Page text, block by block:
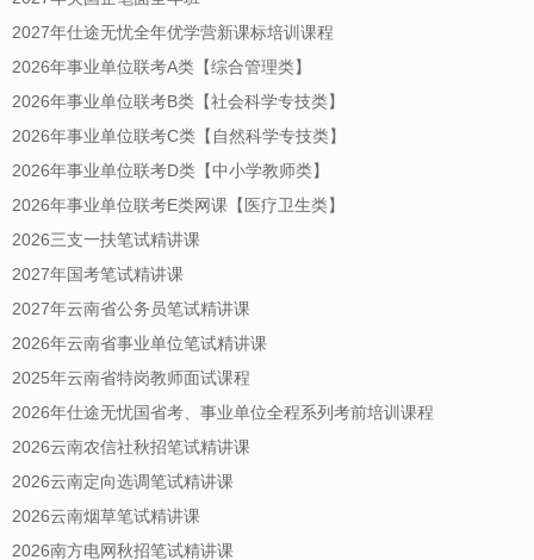
2027年仕途无忧全年优学营新课标培训课程
2026年事业单位联考A类【综合管理类】
2026年事业单位联考B类【社会科学专技类】
2026年事业单位联考C类【自然科学专技类】
2026年事业单位联考D类【中小学教师类】
2026年事业单位联考E类网课【医疗卫生类】
2026三支一扶笔试精讲课
2027年国考笔试精讲课
2027年云南省公务员笔试精讲课
2026年云南省事业单位笔试精讲课
2025年云南省特岗教师面试课程
2026年仕途无忧国省考、事业单位全程系列考前培训课程
2026云南农信社秋招笔试精讲课
2026云南定向选调笔试精讲课
2026云南烟草笔试精讲课
2026南方电网秋招笔试精讲课